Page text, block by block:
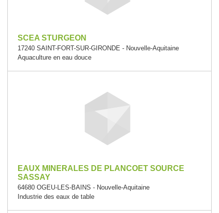
SCEA STURGEON
17240 SAINT-FORT-SUR-GIRONDE - Nouvelle-Aquitaine
Aquaculture en eau douce
EAUX MINERALES DE PLANCOET SOURCE
SASSAY
64680 OGEU-LES-BAINS - Nouvelle-Aquitaine
Industrie des eaux de table